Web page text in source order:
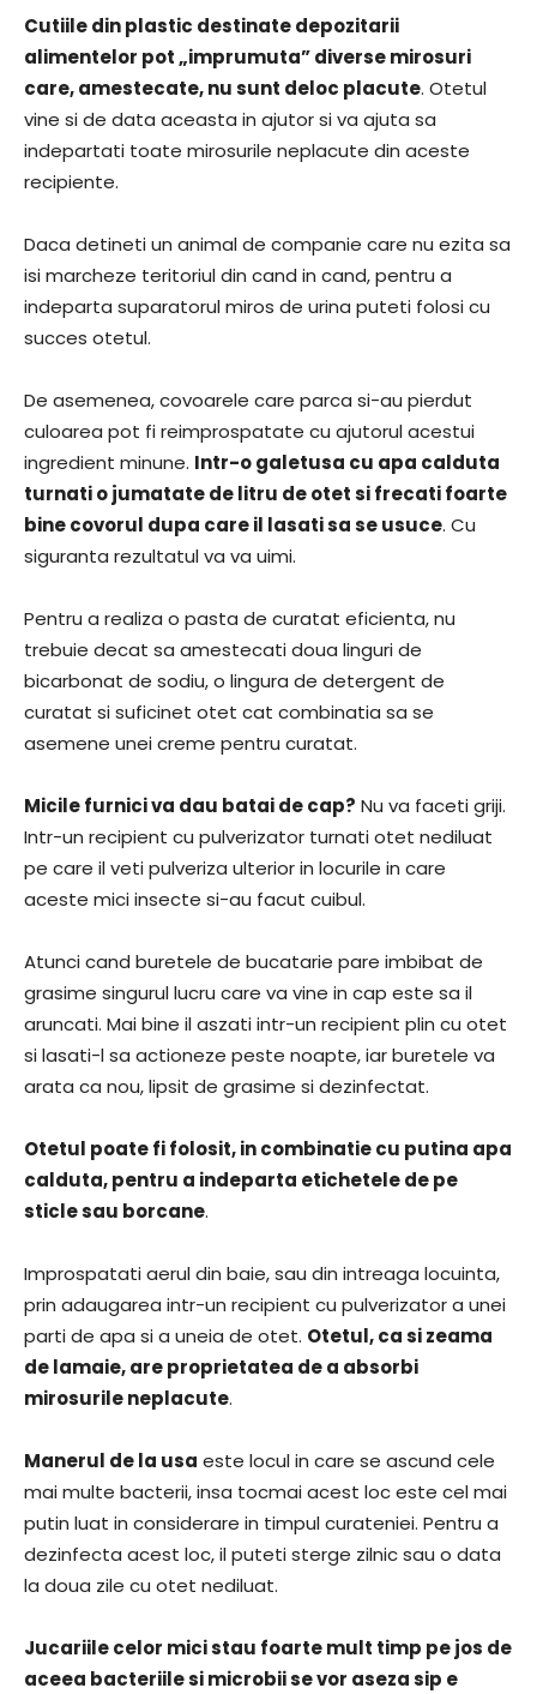
Cutiile din plastic destinate depozitarii
alimentelor pot „imprumuta” diverse mirosuri
care, amestecate, nu sunt deloc placute. Otetul
vine si de data aceasta in ajutor si va ajuta sa
indepartati toate mirosurile neplacute din aceste
recipiente.
Daca detineti un animal de companie care nu ezita sa
isi marcheze teritoriul din cand in cand, pentru a
indeparta suparatorul miros de urina puteti folosi cu
succes otetul.
De asemenea, covoarele care parca si-au pierdut
culoarea pot fi reimprospatate cu ajutorul acestui
ingredient minune. Intr-o galetusa cu apa calduta
turnati o jumatate de litru de otet si frecati foarte
bine covorul dupa care il lasati sa se usuce. Cu
siguranta rezultatul va va uimi.
Pentru a realiza o pasta de curatat eficienta, nu
trebuie decat sa amestecati doua linguri de
bicarbonat de sodiu, o lingura de detergent de
curatat si suficinet otet cat combinatia sa se
asemene unei creme pentru curatat.
Micile furnici va dau batai de cap? Nu va faceti griji.
Intr-un recipient cu pulverizator turnati otet nediluat
pe care il veti pulveriza ulterior in locurile in care
aceste mici insecte si-au facut cuibul.
Atunci cand buretele de bucatarie pare imbibat de
grasime singurul lucru care va vine in cap este sa il
aruncati. Mai bine il aszati intr-un recipient plin cu otet
si lasati-l sa actioneze peste noapte, iar buretele va
arata ca nou, lipsit de grasime si dezinfectat.
Otetul poate fi folosit, in combinatie cu putina apa
calduta, pentru a indeparta etichetele de pe
sticle sau borcane.
Improspatati aerul din baie, sau din intreaga locuinta,
prin adaugarea intr-un recipient cu pulverizator a unei
parti de apa si a uneia de otet. Otetul, ca si zeama
de lamaie, are proprietatea de a absorbi
mirosurile neplacute.
Manerul de la usa este locul in care se ascund cele
mai multe bacterii, insa tocmai acest loc este cel mai
putin luat in considerare in timpul curateniei. Pentru a
dezinfecta acest loc, il puteti sterge zilnic sau o data
la doua zile cu otet nediluat.
Jucariile celor mici stau foarte mult timp pe jos de
aceea bacteriile si microbii se vor aseza sip e